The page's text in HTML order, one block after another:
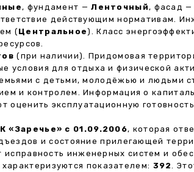
, фундамент —Ленточный, фасад —
действующим нормативам.
(Центральное). Класс
(при наличии). Придомовая
условия для отдыха и физической
с детьми, молодёжью и людьми
и контролем. Информация о
оценить эксплуатационную
«Заречье» с 01.09.2006, которая
и состояние прилегающей
инженерных систем и
показателем: 392.